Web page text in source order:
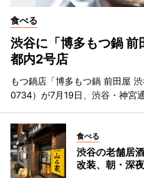
食べる
渋谷に「博多もつ鍋
都内2号店
もつ鍋店「博多もつ鍋 前田屋
0734）が7月19日、渋谷・神宮
食べる
渋谷の老舗居
改装、朝・深